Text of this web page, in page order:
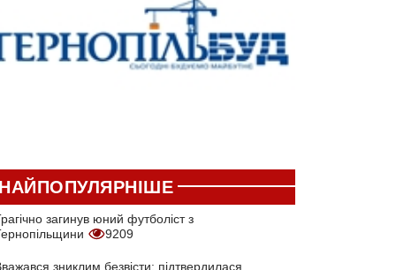
загинув юний футболіст з
9209
зниклим безвісти: підтвердилася